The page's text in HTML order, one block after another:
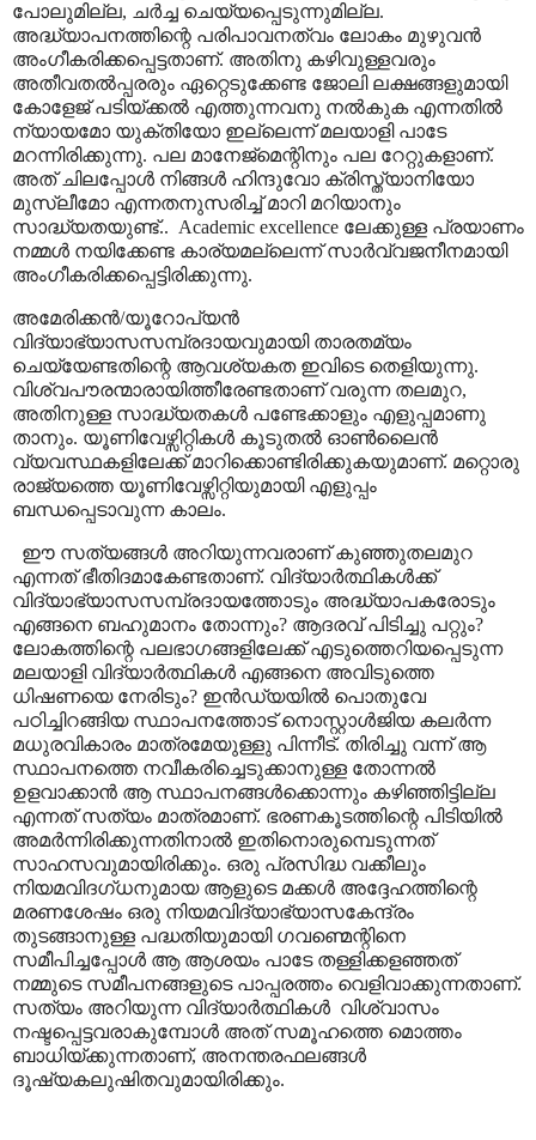
പോലുമില്ല, ചർച്ച ചെയ്യപ്പെടുന്നുമില്ല.
അദ്ധ്യാപനത്തിന്റെ പരിപാവനത്വം ലോകം മുഴുവൻ
അംഗീകരിക്കപ്പെട്ടതാണ്. അതിനു കഴിവുള്ളവരും
അതീവതൽപ്പരരും ഏറ്റെടുക്കേണ്ട ജോലി ലക്ഷങ്ങളുമായി
കോളേജ് പടിയ്ക്കൽ എത്തുന്നവനു നൽകുക എന്നതിൽ
ന്യായമോ യുക്തിയോ ഇല്ലെന്ന് മലയാളി പാടേ
മറന്നിരിക്കുന്നു. പല മാനേജ്മെന്റിനും പല റേറ്റുകളാണ്.
അത് ചിലപ്പോൾ നിങ്ങൾ ഹിന്ദുവോ ക്രിസ്ത്യാനിയോ
മുസ്ലീമോ എന്നതനുസരിച്ച് മാറി മറിയാനും
സാദ്ധ്യതയുണ്ട്.. Academic excellence ലേക്കുള്ള പ്രയാണം
നമ്മൾ നയിക്കേണ്ട കാര്യമല്ലെന്ന് സാർവ്വജനീനമായി
അംഗീകരിക്കപ്പെട്ടിരിക്കുന്നു.
അമേരിക്കൻ/യൂറോപ്യൻ
വിദ്യാഭ്യാസസമ്പ്രദായവുമായി താരതമ്യം
ചെയ്യേണ്ടതിന്റെ ആവശ്യകത ഇവിടെ തെളിയുന്നു.
വിശ്വപൗരന്മാരായിത്തീരേണ്ടതാണ് വരുന്ന തലമുറ,
അതിനുള്ള സാദ്ധ്യതകൾ പണ്ടേക്കാളും എളുപ്പമാണു
താനും. യൂണിവേഴ്സിറ്റികൾ കൂടുതൽ ഓൺലൈൻ
വ്യവസ്ഥകളിലേക്ക് മാറിക്കൊണ്ടിരിക്കുകയുമാണ്. മറ്റൊരു
രാജ്യത്തെ യൂണിവേഴ്സിറ്റിയുമായി എളുപ്പം
ബന്ധപ്പെടാവുന്ന കാലം.
ഈ സത്യങ്ങൾ അറിയുന്നവരാണ് കുഞ്ഞുതലമുറ
എന്നത് ഭീതിദമാകേണ്ടതാണ്. വിദ്യാർത്ഥികൾക്ക്
വിദ്യാഭ്യാസസമ്പ്രദായത്തോടും അദ്ധ്യാപകരോടും
എങ്ങനെ ബഹുമാനം തോന്നും? ആദരവ് പിടിച്ചു പറ്റും?
ലോകത്തിന്റെ പലഭാഗങ്ങളിലേക്ക് എടുത്തെറിയപ്പെടുന്ന
മലയാളി വിദ്യാർത്ഥികൾ എങ്ങനെ അവിടുത്തെ
ധിഷണയെ നേരിടും? ഇൻഡ്യയിൽ പൊതുവേ
പഠിച്ചിറങ്ങിയ സ്ഥാപനത്തോട് നൊസ്റ്റാൾജിയ കലർന്ന
മധുരവികാരം മാത്രമേയുള്ളു പിന്നീട്. തിരിച്ചു വന്ന് ആ
സ്ഥാപനത്തെ നവീകരിച്ചെടുക്കാനുള്ള തോന്നൽ
ഉളവാക്കാൻ ആ സ്ഥാപനങ്ങൾക്കൊന്നും കഴിഞ്ഞിട്ടില്ല
എന്നത് സത്യം മാത്രമാണ്. ഭരണകൂടത്തിന്റെ പിടിയിൽ
അമർന്നിരിക്കുന്നതിനാൽ ഇതിനൊരുമ്പെടുന്നത്
സാഹസവുമായിരിക്കും. ഒരു പ്രസിദ്ധ വക്കീലും
നിയമവിദഗ്ധനുമായ ആളുടെ മക്കൾ അദ്ദേഹത്തിന്റെ
മരണശേഷം ഒരു നിയമവിദ്യാഭ്യാസകേന്ദ്രം
തുടങ്ങാനുള്ള പദ്ധതിയുമായി ഗവണ്മെന്റിനെ
സമീപിച്ചപ്പോൾ ആ ആശയം പാടേ തള്ളിക്കളഞ്ഞത്
നമ്മുടെ സമീപനങ്ങളുടെ പാപ്പരത്തം വെളിവാക്കുന്നതാണ്.
സത്യം അറിയുന്ന വിദ്യാർത്ഥികൾ വിശ്വാസം
നഷ്ടപ്പെട്ടവരാകുമ്പോൾ അത് സമൂഹത്തെ മൊത്തം
ബാധിയ്ക്കുന്നതാണ്, അനന്തരഫലങ്ങൾ
ദൂഷ്യകലുഷിതവുമായിരിക്കും.